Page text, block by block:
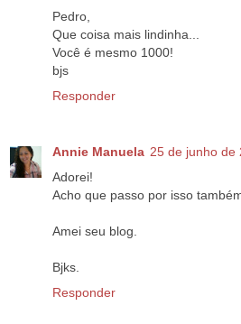
Pedro,
Que coisa mais lindinha...
Você é mesmo 1000!
bjs
Responder
Annie Manuela 25 de junho de
Adorei!
Acho que passo por isso
Amei seu blog.
Bjks.
Responder